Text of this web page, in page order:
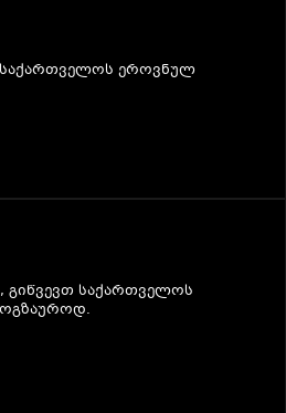
ეროვნულ
გიწვევთ საქართველოს